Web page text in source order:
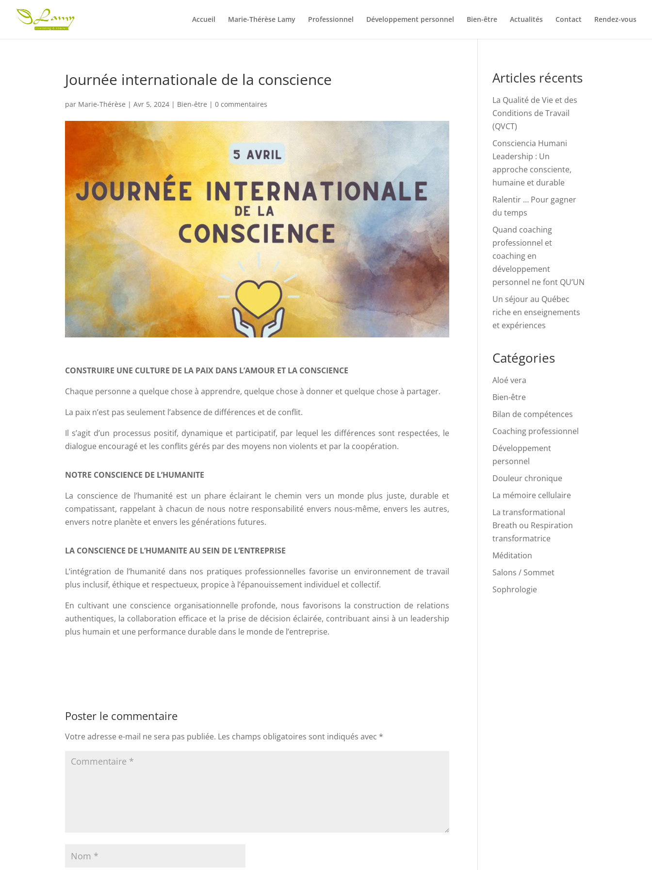
Accueil Marie-Thérèse Lamy Professionnel Développement personnel Bien-être Actualités Contact Rendez-vous
Journée internationale de la conscience
par Marie-Thérèse |Avr 5, 2024 | Bien-être |0 commentaires
CONSTRUIRE UNE CULTURE DE LA PAIX DANS L’AMOUR ET LA CONSCIENCE
Chaque personne a quelque chose à apprendre, quelque chose à donner et quelque chose à partager.
La paix n’est pas seulement l’absence de différences et de conflit.
Il s’agit d’un processus positif, dynamique et participatif, par lequel les différences sont respectées, le
dialogue encouragé et les conflits gérés par des moyens non violents et par la coopération.
NOTRE CONSCIENCE DE L’HUMANITE
La conscience de l’humanité est un phare éclairant le chemin vers un monde plus juste, durable et
compatissant, rappelant à chacun de nous notre responsabilité envers nous-même, envers les autres,
envers notre planète et envers les générations futures.
LA CONSCIENCE DE L’HUMANITE AU SEIN DE L’ENTREPRISE
L’intégration de l’humanité dans nos pratiques professionnelles favorise un environnement de travail
plus inclusif, éthique et respectueux, propice à l’épanouissement individuel et collectif.
En cultivant une conscience organisationnelle profonde, nous favorisons la construction de relations
authentiques, la collaboration efficace et la prise de décision éclairée, contribuant ainsi à un leadership
plus humain et une performance durable dans le monde de l’entreprise.
Poster le commentaire
Votre adresse e-mail ne sera pas publiée. Les champs obligatoires sont indiqués avec *
Articles récents
La Qualité de Vie et des
Conditions de Travail
(QVCT)
Consciencia Humani
Leadership : Un
approche consciente,
humaine et durable
Ralentir … Pour gagner
du temps
Quand coaching
professionnel et
coaching en
développement
personnel ne font QU’UN
Un séjour au Québec
riche en enseignements
et expériences
Catégories
Aloé vera
Bien-être
Bilan de compétences
Coaching professionnel
Développement
personnel
Douleur chronique
La mémoire cellulaire
La transformational
Breath ou Respiration
transformatrice
Méditation
Salons / Sommet
Sophrologie